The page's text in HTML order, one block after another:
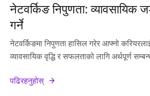
नेटवर्किङ निपुणता: व्यावसायिक
गर्ने
नेटवर्किङमा निपुणता हासिल गरेर आफ्नो
व्यावसायिक वृद्धि र सफलताको लागि अर्थपूर्ण
पढिरहनुहोस्